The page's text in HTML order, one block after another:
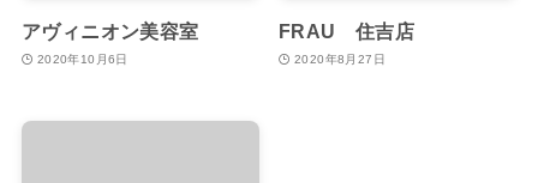
アヴィニオン美容室
2020年10月6日
FRAU 住吉店
2020年8月27日